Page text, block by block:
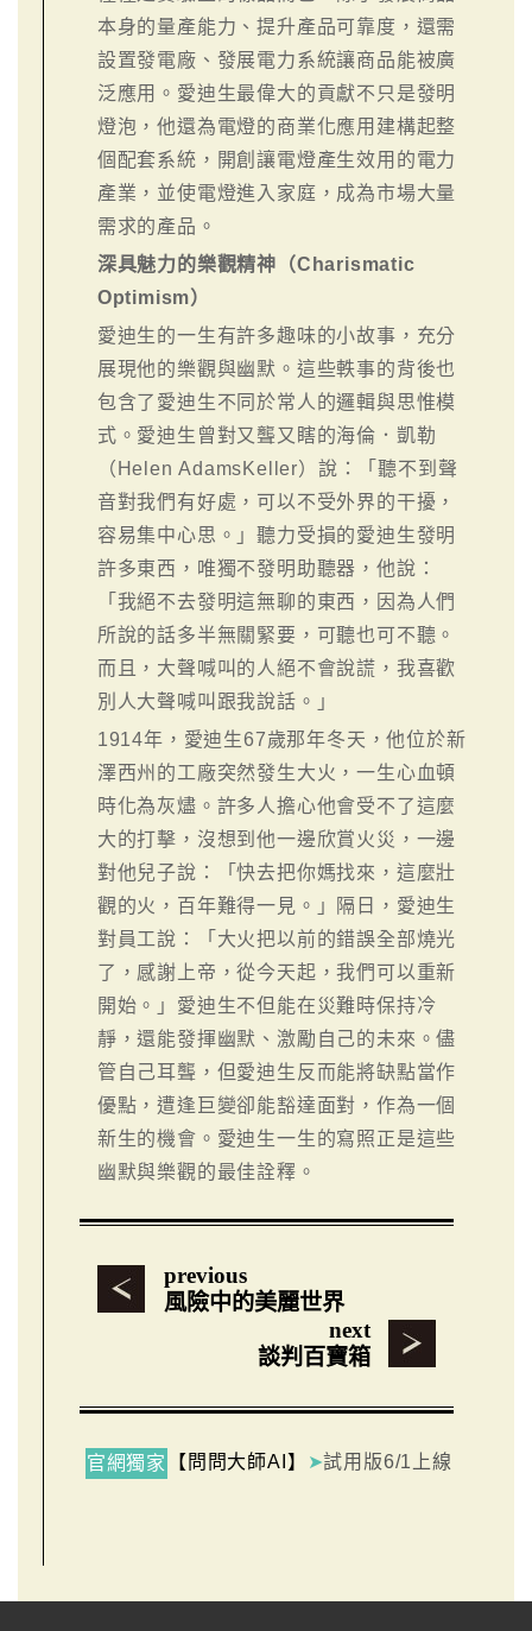
本身的量產能力、提升產品可靠度，還需
設置發電廠、發展電力系統讓商品能被廣
泛應用。愛迪生最偉大的貢獻不只是發明
燈泡，他還為電燈的商業化應用建構起整
個配套系統，開創讓電燈產生效用的電力
產業，並使電燈進入家庭，成為市場大量
需求的產品。
深具魅力的樂觀精神（Charismatic
Optimism）
愛迪生的一生有許多趣味的小故事，充分
展現他的樂觀與幽默。這些軼事的背後也
包含了愛迪生不同於常人的邏輯與思惟模
式。愛迪生曾對又聾又瞎的海倫．凱勒
（Helen AdamsKeller）說：「聽不到聲
音對我們有好處，可以不受外界的干擾，
容易集中心思。」聽力受損的愛迪生發明
許多東西，唯獨不發明助聽器，他說：
「我絕不去發明這無聊的東西，因為人們
所說的話多半無關緊要，可聽也可不聽。
而且，大聲喊叫的人絕不會說謊，我喜歡
別人大聲喊叫跟我說話。」
1914年，愛迪生67歲那年冬天，他位於新
澤西州的工廠突然發生大火，一生心血頓
時化為灰燼。許多人擔心他會受不了這麼
大的打擊，沒想到他一邊欣賞火災，一邊
對他兒子說：「快去把你媽找來，這麼壯
觀的火，百年難得一見。」隔日，愛迪生
對員工說：「大火把以前的錯誤全部燒光
了，感謝上帝，從今天起，我們可以重新
開始。」愛迪生不但能在災難時保持冷
靜，還能發揮幽默、激勵自己的未來。儘
管自己耳聾，但愛迪生反而能將缺點當作
優點，遭逢巨變卻能豁達面對，作為一個
新生的機會。愛迪生一生的寫照正是這些
幽默與樂觀的最佳詮釋。
previous
風險中的美麗世界
next
談判百寶箱
官網獨家 【問問大師AI】 ➤試用版6/1上線